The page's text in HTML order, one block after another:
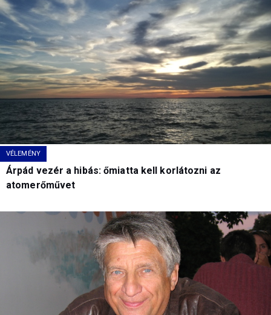
VÉLEMÉNY
Árpád vezér a hibás: őmiatta kell korlátozni az
atomerőművet